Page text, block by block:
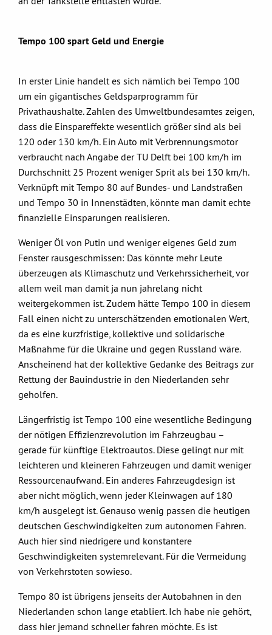
Tempo 100 spart Geld und Energie
In erster Linie handelt es sich nämlich bei Tempo 100
um ein gigantisches Geldsparprogramm für
Privathaushalte. Zahlen des Umweltbundesamtes zeigen,
dass die Einspareffekte wesentlich größer sind als bei
120 oder 130 km/h. Ein Auto mit Verbrennungsmotor
verbraucht nach Angabe der TU Delft bei 100 km/h im
Durchschnitt 25 Prozent weniger Sprit als bei 130 km/h.
Verknüpft mit Tempo 80 auf Bundes- und Landstraßen
und Tempo 30 in Innenstädten, könnte man damit echte
finanzielle Einsparungen realisieren.
Weniger Öl von Putin und weniger eigenes Geld zum
Fenster rausgeschmissen: Das könnte mehr Leute
überzeugen als Klimaschutz und Verkehrssicherheit, vor
allem weil man damit ja nun jahrelang nicht
weitergekommen ist. Zudem hätte Tempo 100 in diesem
Fall einen nicht zu unterschätzenden emotionalen Wert,
da es eine kurzfristige, kollektive und solidarische
Maßnahme für die Ukraine und gegen Russland wäre.
Anscheinend hat der kollektive Gedanke des Beitrags zur
Rettung der Bauindustrie in den Niederlanden sehr
geholfen.
Längerfristig ist Tempo 100 eine wesentliche Bedingung
der nötigen Effizienzrevolution im Fahrzeugbau –
gerade für künftige Elektroautos. Diese gelingt nur mit
leichteren und kleineren Fahrzeugen und damit weniger
Ressourcenaufwand. Ein anderes Fahrzeugdesign ist
aber nicht möglich, wenn jeder Kleinwagen auf 180
km/h ausgelegt ist. Genauso wenig passen die heutigen
deutschen Geschwindigkeiten zum autonomen Fahren.
Auch hier sind niedrigere und konstantere
Geschwindigkeiten systemrelevant. Für die Vermeidung
von Verkehrstoten sowieso.
Tempo 80 ist übrigens jenseits der Autobahnen in den
Niederlanden schon lange etabliert. Ich habe nie gehört,
dass hier jemand schneller fahren möchte. Es ist